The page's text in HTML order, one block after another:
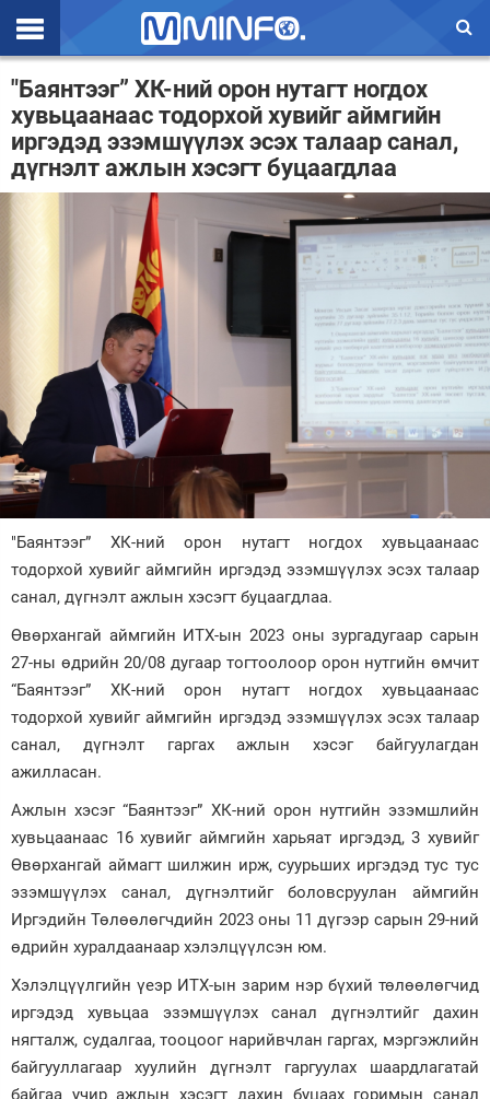
Эхлэл
Цаг агаар
Валют ханш
Нийгэм
Дэлхий
Энтертайнмэнт
"Баянтээг” ХК-ний орон нутагт ногдох
хувьцаанаас тодорхой хувийг аймгийн
иргэдэд эзэмшүүлэх эсэх талаар санал,
дүгнэлт ажлын хэсэгт буцаагдлаа
"Баянтээг” ХК-ний орон нутагт ногдох хувьцаанаас
тодорхой хувийг аймгийн иргэдэд эзэмшүүлэх эсэх талаар
санал, дүгнэлт ажлын хэсэгт буцаагдлаа.
Өвөрхангай аймгийн ИТХ-ын 2023 оны зургадугаар сарын
27-ны өдрийн 20/08 дугаар тогтоолоор орон нутгийн өмчит
“Баянтээг” ХК-ний орон нутагт ногдох хувьцаанаас
тодорхой хувийг аймгийн иргэдэд эзэмшүүлэх эсэх талаар
санал, дүгнэлт гаргах ажлын хэсэг байгуулагдан
ажилласан.
Ажлын хэсэг “Баянтээг” ХК-ний орон нутгийн эзэмшлийн
хувьцаанаас 16 хувийг аймгийн харьяат иргэдэд, 3 хувийг
Өвөрхангай аймагт шилжин ирж, суурьших иргэдэд тус тус
эзэмшүүлэх санал, дүгнэлтийг боловсруулан аймгийн
Иргэдийн Төлөөлөгчдийн 2023 оны 11 дүгээр сарын 29-ний
өдрийн хуралдаанаар хэлэлцүүлсэн юм.
Хэлэлцүүлгийн үеэр ИТХ-ын зарим нэр бүхий төлөөлөгчид
иргэдэд хувьцаа эзэмшүүлэх санал дүгнэлтийг дахин
нягталж, судалгаа, тооцоог нарийвчлан гаргах, мэргэжлийн
байгууллагаар хуулийн дүгнэлт гаргуулах шаардлагатай
байгаа учир ажлын хэсэгт дахин буцаах горимын санал